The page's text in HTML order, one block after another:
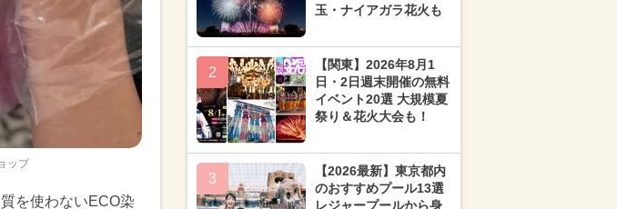
ップ
を使わないECO染
玉・ナイアガラ花火も
2
【関東】2026年8月1
日・2日週末開催の無料
イベント20選 大規模夏
祭り＆花火大会も！
3
【2026最新】東京都内
のおすすめプール13選
レジャープールから身